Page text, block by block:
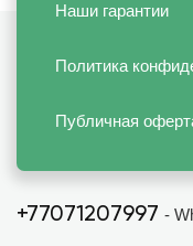
Наши гарантии
Политика
Публичная
+77071207997 -